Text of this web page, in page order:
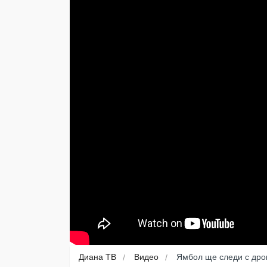
Диана ТВ Видео Ямбол ще следи с